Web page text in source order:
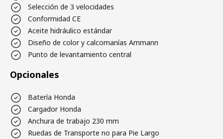
Selección de 3 velocidades
Conformidad CE
Aceite hidráulico estándar
Diseño de color y calcomanías Ammann
Punto de levantamiento central
Opcionales
Batería Honda
Cargador Honda
Anchura de trabajo 230 mm
Ruedas de Transporte no para Pie Largo